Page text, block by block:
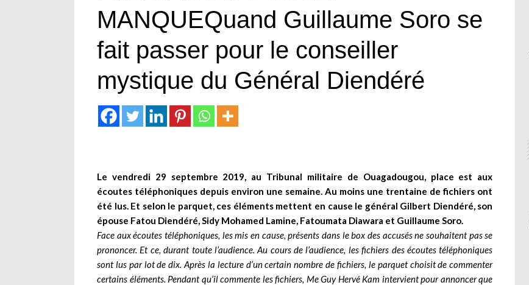
MANQUEQuand Guillaume Soro se
fait passer pour le conseiller
mystique du Général Diendéré
Le vendredi 29 septembre 2019, au Tribunal militaire de Ouagadougou, place est aux
écoutes téléphoniques depuis environ une semaine. Au moins une trentaine de fichiers ont
été lus. Et selon le parquet, ces éléments mettent en cause le général Gilbert Diendéré, son
épouse Fatou Diendéré, Sidy Mohamed Lamine, Fatoumata Diawara et Guillaume Soro.
Face aux écoutes téléphoniques, les mis en cause, présents dans le box des accusés ne souhaitent pas se
prononcer. Et ce, durant toute l’audience. Au cours de l’audience, les fichiers des écoutes téléphoniques
sont lus par lot de dix. Après la lecture d’un certain nombre de fichiers, le parquet choisit de commenter
certains éléments. Pendant qu’il commente les fichiers, Me Guy Hervé Kam intervient pour annoncer que